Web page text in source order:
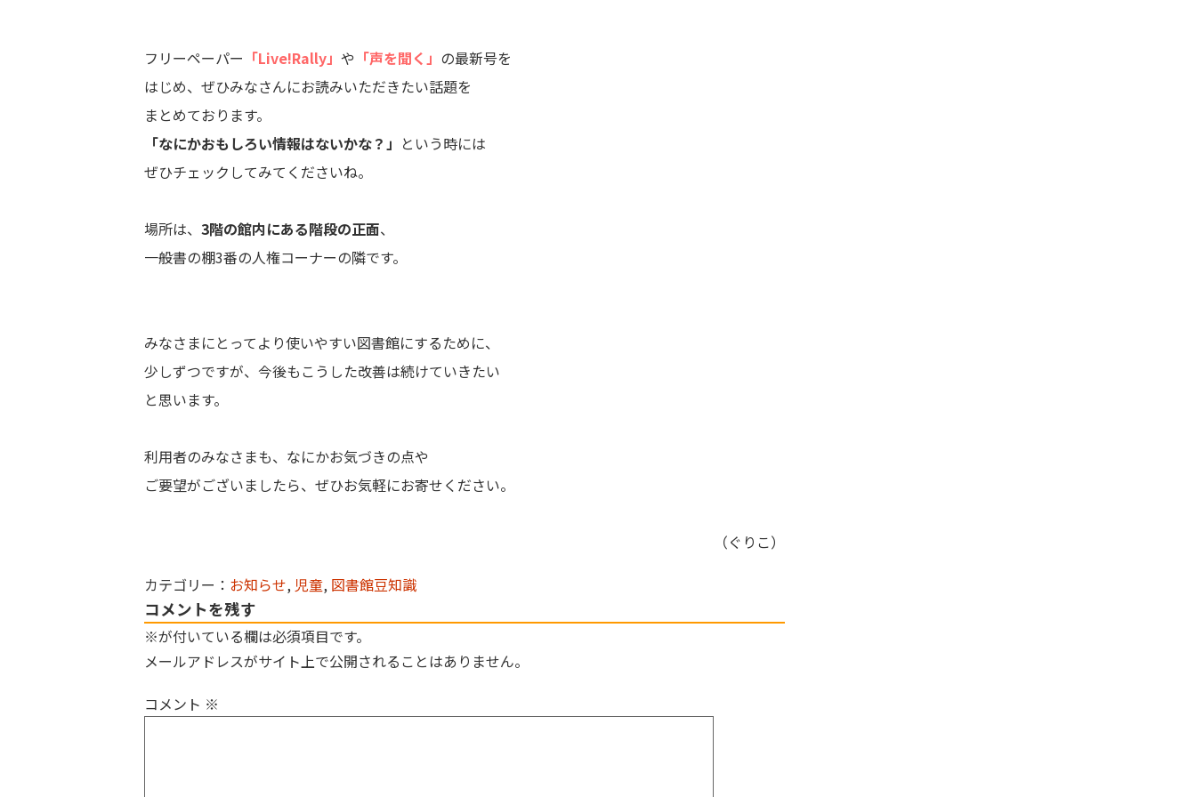
フリーペーパー 「Live!Rally」 や 「声を聞く」 の最新号を
はじめ、ぜひみなさんにお読みいただきたい話題を
まとめております。
「なにかおもしろい情報はないかな？」 という時には
ぜひチェックしてみてくださいね。
場所は、 3階の館内にある階段の正面、
一般書の棚3番の人権コーナーの隣です。
みなさまにとってより使いやすい図書館にするために、
少しずつですが、今後もこうした改善は続けていきたい
と思います。
利用者のみなさまも、なにかお気づきの点や
ご要望がございましたら、ぜひお気軽にお寄せください。
（ぐりこ）
カテゴリー： お知らせ, 児童, 図書館豆知識
コメントを残す
※が付いている欄は必須項目です。
メールアドレスがサイト上で公開されることはありません。
コメント ※